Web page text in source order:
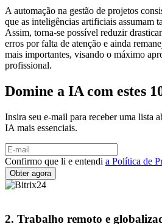
A automação na gestão de projetos
que as inteligências artificiais assumam
Assim, torna-se possível reduzir
erros por falta de atenção e ainda
mais importantes, visando o máximo
profissional.
Domine a IA com estes
Insira seu e-mail para receber uma lista
IA mais essenciais.
Confirmo que li e entendi a Política de
2. Trabalho remoto e